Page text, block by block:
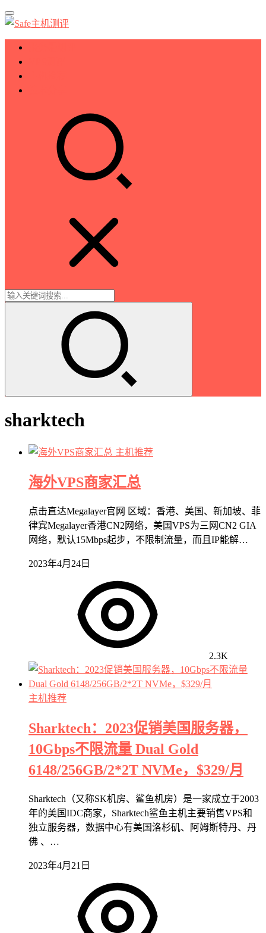
sharktech
主机推荐
海外VPS商家汇总
点击直达Megalayer官网 区域：香港、美国、新加坡、菲
律宾Megalayer香港CN2网络，美国VPS为三网CN2 GIA
网络，默认15Mbps起步，不限制流量，而且IP能解…
2023年4月24日
2.3K
主机推荐
Sharktech：2023促销美国服务器，
10Gbps不限流量 Dual Gold
6148/256GB/2*2T NVMe，$329/月
Sharktech（又称SK机房、鲨鱼机房）是一家成立于2003
年的美国IDC商家，Sharktech鲨鱼主机主要销售VPS和
独立服务器，数据中心有美国洛杉矶、阿姆斯特丹、丹
佛 、…
2023年4月21日